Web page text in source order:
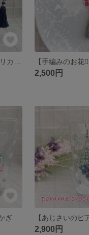
2,500円
2,900円